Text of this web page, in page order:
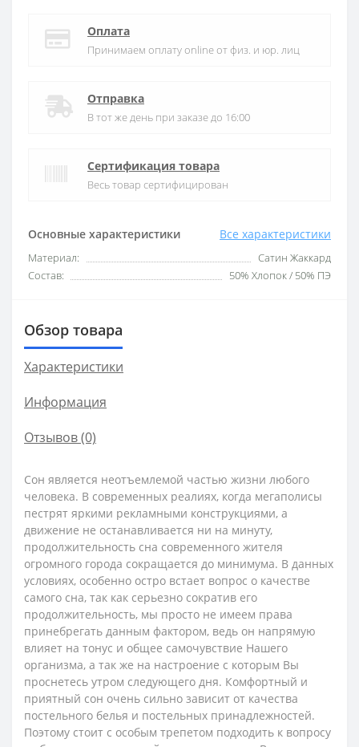
Основные характеристики Все характеристики
Материал:
Сатин Жаккард
Состав:
50% Хлопок / 50% ПЭ
Оплата
Принимаем оплату online от физ. и юр. лиц
Отправка
В тот же день при заказе до 16:00
Сертификация товара
Весь товар сертифицирован
Обзор товара
Характеристики
Информация
Отзывов (0)
Сон является неотъемлемой частью жизни любого
человека. В современных реалиях, когда мегаполисы
пестрят яркими рекламными конструкциями, а
движение не останавливается ни на минуту,
продолжительность сна современного жителя
огромного города сокращается до минимума. В данных
условиях, особенно остро встает вопрос о качестве
самого сна, так как серьезно сократив его
продолжительность, мы просто не имеем права
принебрегать данным фактором, ведь он напрямую
влияет на тонус и общее самочувствие Нашего
организма, а так же на настроение с которым Вы
проснетесь утром следующего дня. Комфортный и
приятный сон очень сильно зависит от качества
постельного белья и постельных принадлежностей.
Поэтому стоит с особым трепетом подходить к вопросу